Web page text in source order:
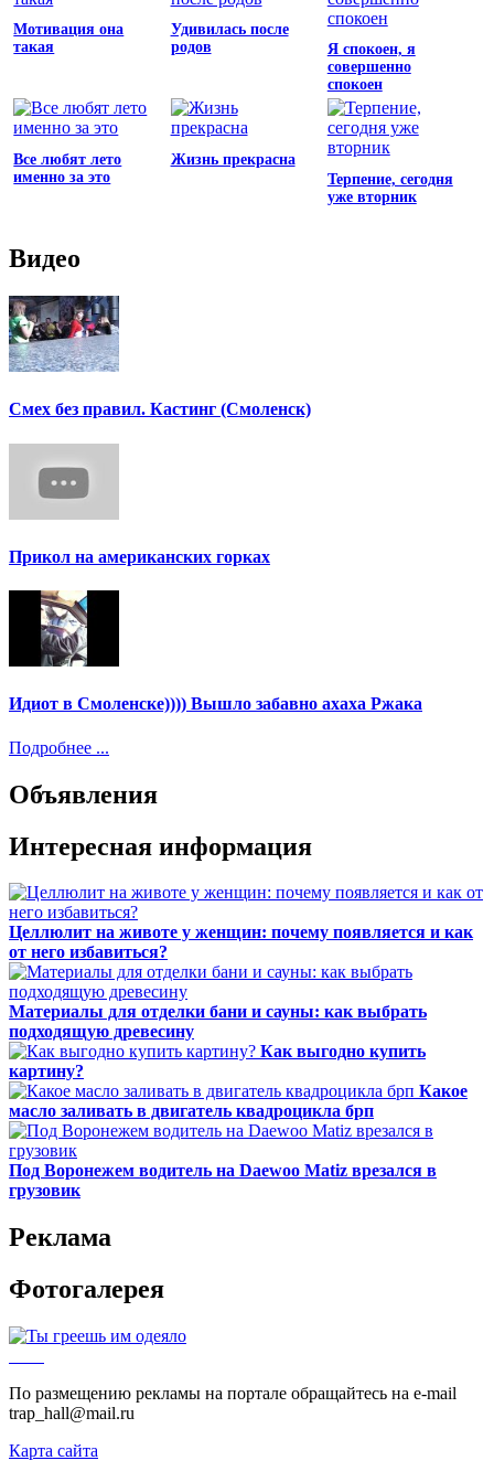
Мотивация она
такая
Удивилась после
родов
Я спокоен, я
совершенно
спокоен
Все любят лето
именно за это
Жизнь прекрасна
Терпение, сегодня
уже вторник
Видео
Смех без правил. Кастинг (Смоленск)
Прикол на американских горках
Идиот в Смоленске)))) Вышло забавно ахаха Ржака
Подробнее ...
Объявления
Интересная информация
Целлюлит на животе у женщин: почему появляется и как
от него избавиться?
Материалы для отделки бани и сауны: как выбрать
подходящую древесину
Как выгодно купить
картину?
Какое
масло заливать в двигатель квадроцикла брп
Под Воронежем водитель на Daewoo Matiz врезался в
грузовик
Реклама
Фотогалерея
По размещению рекламы на портале обращайтесь на e-mail
trap_hall@mail.ru
Карта сайта